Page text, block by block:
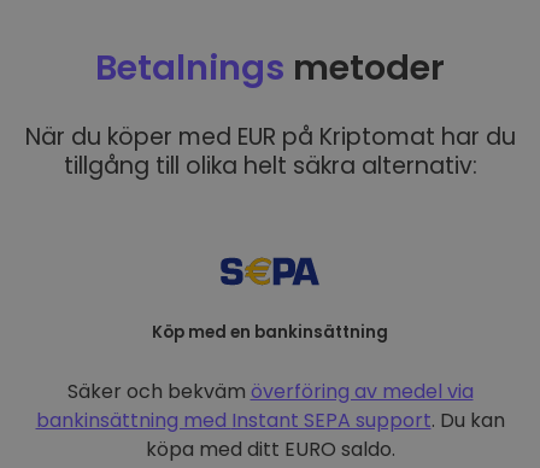
Betalnings metoder
När du köper med EUR på Kriptomat har du
tillgång till olika helt säkra alternativ:
Köp med en bankinsättning
Säker och bekväm överföring av medel via
bankinsättning med Instant SEPA support. Du kan
köpa med ditt EURO saldo.